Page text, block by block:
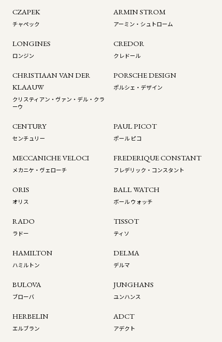
CZAPEK
チャペック
ARMIN STROM
アーミン・シュトローム
LONGINES
ロンジン
CREDOR
クレドール
CHRISTIAAN VAN DER
KLAAUW
クリスティアン・ヴァン・デル・クラ
ーウ
PORSCHE DESIGN
ポルシェ・デザイン
CENTURY
センチュリー
PAUL PICOT
ポール ピコ
MECCANICHE VELOCI
メカニケ・ヴェローチ
FREDERIQUE CONSTANT
フレデリック・コンスタント
ORIS
オリス
BALL WATCH
ボール ウォッチ
RADO
ラドー
TISSOT
ティソ
HAMILTON
ハミルトン
DELMA
デルマ
BULOVA
ブローバ
JUNGHANS
ユンハンス
HERBELIN
エルブラン
ADCT
アデクト